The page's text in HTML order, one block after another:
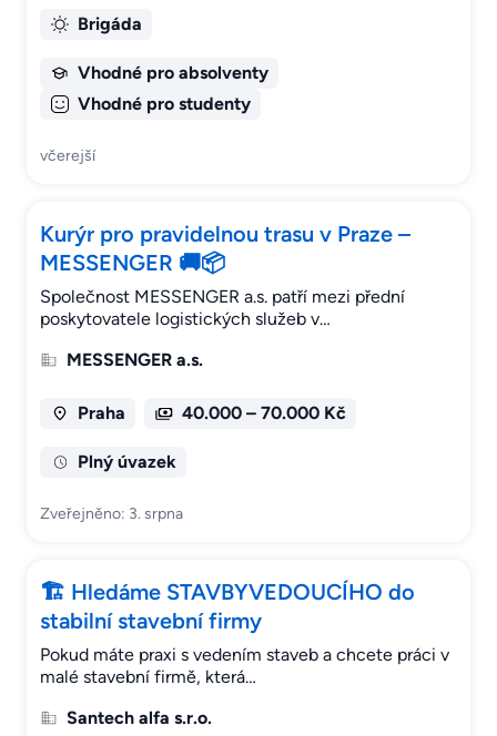
Brigáda
Vhodné pro absolventy
Vhodné pro studenty
včerejší
Kurýr pro pravidelnou trasu v Praze –
MESSENGER 🚚📦
Společnost MESSENGER a.s. patří mezi přední
poskytovatele logistických služeb v…
MESSENGER a.s.
Praha 40.000 – 70.000 Kč
Plný úvazek
Zveřejněno: 3. srpna
🏗 Hledáme STAVBYVEDOUCÍHO do
stabilní stavební firmy
Pokud máte praxi s vedením staveb a chcete práci v
malé stavební firmě, která…
Santech alfa s.r.o.